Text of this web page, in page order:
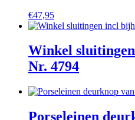
€47,95
Winkel
Nr. 4794
Porseleinen